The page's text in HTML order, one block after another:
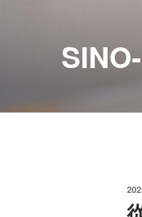
发
布
于